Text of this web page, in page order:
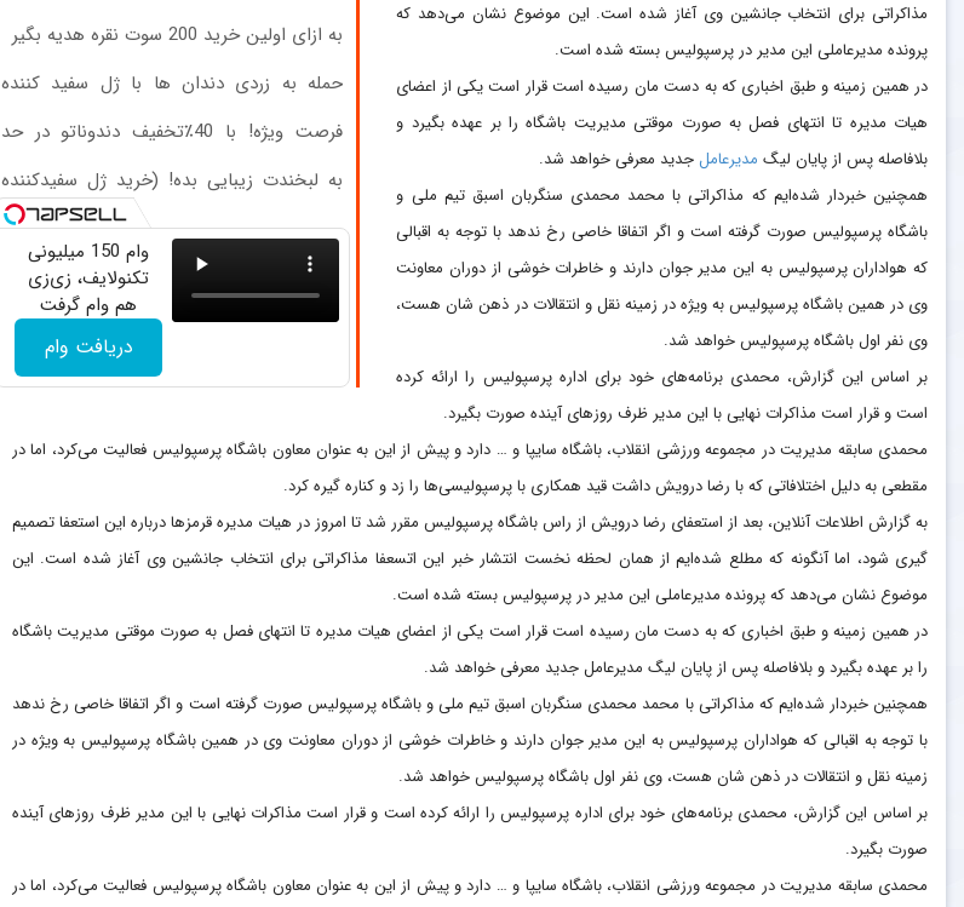
به ازای اولین خرید 200 سوت نقره هدیه بگیر
حمله به زردی دندان ها با ژل سفید کننده
فرصت ویژه! با 40٪تخفیف دندوناتو در حد
به لبخندت زیبایی بده! (خرید ژل سفیدکننده
وام 150 میلیونی
تکنولایف، زی‌زی
هم وام گرفت
دریافت وام
مذاکراتی برای انتخاب جانشین وی آغاز شده است. این موضوع نشان می‌دهد که
پرونده مدیرعاملی این مدیر در پرسپولیس بسته شده است.
در همین زمینه و طبق اخباری که به دست مان رسیده است قرار است یکی از اعضای
هیات مدیره تا انتهای فصل به صورت موقتی مدیریت باشگاه را بر عهده بگیرد و
بلافاصله پس از پایان لیگ مدیرعامل جدید معرفی خواهد شد.
همچنین خبردار شده‌ایم که مذاکراتی با محمد محمدی سنگربان اسبق تیم ملی و
باشگاه پرسپولیس صورت گرفته است و اگر اتفاقا خاصی رخ ندهد با توجه به اقبالی
که هواداران پرسپولیس به این مدیر جوان دارند و خاطرات خوشی از دوران معاونت
وی در همین باشگاه پرسپولیس به ویژه در زمینه نقل و انتقالات در ذهن شان هست،
وی نفر اول باشگاه پرسپولیس خواهد شد.
بر اساس این گزارش، محمدی برنامه‌های خود برای اداره پرسپولیس را ارائه کرده
است و قرار است مذاکرات نهایی با این مدیر ظرف روز‌های آینده صورت بگیرد.
محمدی سابقه مدیریت در مجموعه ورزشی انقلاب، باشگاه سایپا و … دارد و پیش از این به عنوان معاون باشگاه پرسپولیس فعالیت می‌کرد، اما در
مقطعی به دلیل اختلافاتی که با رضا درویش داشت قید همکاری با پرسپولیسی‌ها را زد و کناره گیره کرد.
به گزارش اطلاعات آنلاین، بعد از استعفای رضا درویش از راس باشگاه پرسپولیس مقرر شد تا امروز در هیات مدیره قرمز‌ها درباره این استعفا تصمیم
گیری شود، اما آنگونه که مطلع شده‌ایم از همان لحظه نخست انتشار خبر این اتسعفا مذاکراتی برای انتخاب جانشین وی آغاز شده است. این
موضوع نشان می‌دهد که پرونده مدیرعاملی این مدیر در پرسپولیس بسته شده است.
در همین زمینه و طبق اخباری که به دست مان رسیده است قرار است یکی از اعضای هیات مدیره تا انتهای فصل به صورت موقتی مدیریت باشگاه
را بر عهده بگیرد و بلافاصله پس از پایان لیگ مدیرعامل جدید معرفی خواهد شد.
همچنین خبردار شده‌ایم که مذاکراتی با محمد محمدی سنگربان اسبق تیم ملی و باشگاه پرسپولیس صورت گرفته است و اگر اتفاقا خاصی رخ ندهد
با توجه به اقبالی که هواداران پرسپولیس به این مدیر جوان دارند و خاطرات خوشی از دوران معاونت وی در همین باشگاه پرسپولیس به ویژه در
زمینه نقل و انتقالات در ذهن شان هست، وی نفر اول باشگاه پرسپولیس خواهد شد.
بر اساس این گزارش، محمدی برنامه‌های خود برای اداره پرسپولیس را ارائه کرده است و قرار است مذاکرات نهایی با این مدیر ظرف روز‌های آینده
صورت بگیرد.
محمدی سابقه مدیریت در مجموعه ورزشی انقلاب، باشگاه سایپا و … دارد و پیش از این به عنوان معاون باشگاه پرسپولیس فعالیت می‌کرد، اما در